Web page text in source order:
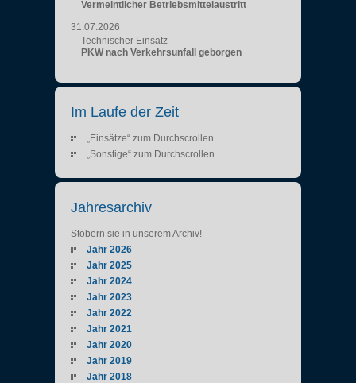
Vermeintlicher Betriebsmittelaustritt
31.07.2026
Technischer Einsatz
PKW nach Verkehrsunfall geborgen
Im Laufe der Zeit
„Einsätze“ zum Durchscrollen
„Sonstige“ zum Durchscrollen
Jahresarchiv
Stöbern sie in unserem Archiv!
Jahr 2026
Jahr 2025
Jahr 2024
Jahr 2023
Jahr 2022
Jahr 2021
Jahr 2020
Jahr 2019
Jahr 2018